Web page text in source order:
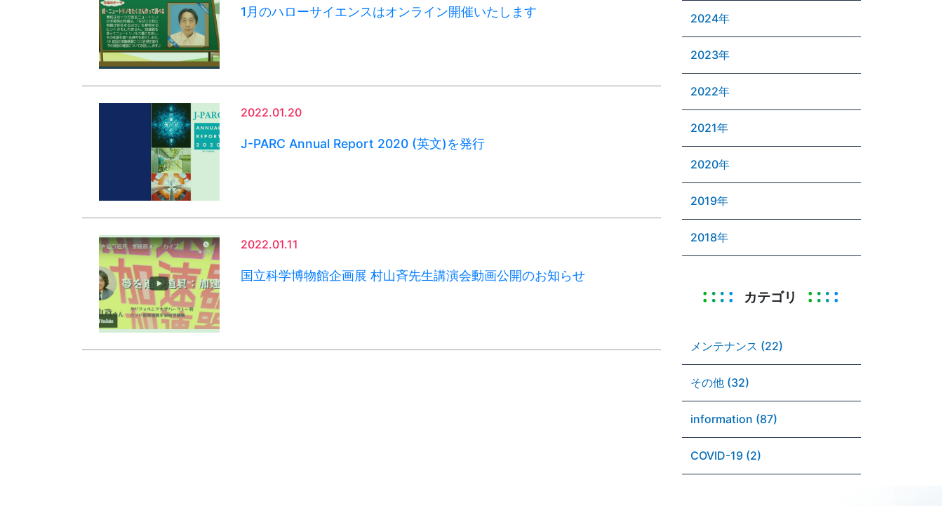
1月のハローサイエンスはオンライン開催いたします
2022.01.20
J-PARC Annual Report 2020 (英文)を発行
2022.01.11
国立科学博物館企画展 村山斉先生講演会動画公開のお知らせ
2024年
2023年
2022年
2021年
2020年
2019年
2018年
カテゴリ
メンテナンス (22)
その他 (32)
information (87)
COVID-19 (2)